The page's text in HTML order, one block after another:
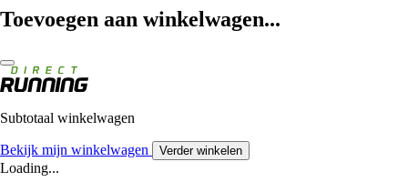
Toevoegen aan winkelwagen...
Subtotaal winkelwagen
Bekijk mijn winkelwagen Verder winkelen
Loading...